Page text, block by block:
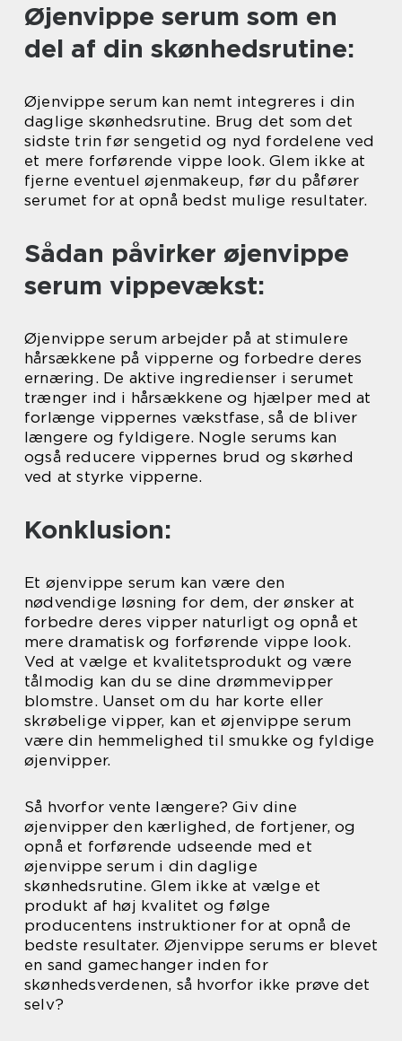
Øjenvippe serum som en
del af din skønhedsrutine:
Øjenvippe serum kan nemt integreres i din
daglige skønhedsrutine. Brug det som det
sidste trin før sengetid og nyd fordelene ved
et mere forførende vippe look. Glem ikke at
fjerne eventuel øjenmakeup, før du påfører
serumet for at opnå bedst mulige resultater.
Sådan påvirker øjenvippe
serum vippevækst:
Øjenvippe serum arbejder på at stimulere
hårsækkene på vipperne og forbedre deres
ernæring. De aktive ingredienser i serumet
trænger ind i hårsækkene og hjælper med at
forlænge vippernes vækstfase, så de bliver
længere og fyldigere. Nogle serums kan
også reducere vippernes brud og skørhed
ved at styrke vipperne.
Konklusion:
Et øjenvippe serum kan være den
nødvendige løsning for dem, der ønsker at
forbedre deres vipper naturligt og opnå et
mere dramatisk og forførende vippe look.
Ved at vælge et kvalitetsprodukt og være
tålmodig kan du se dine drømmevipper
blomstre. Uanset om du har korte eller
skrøbelige vipper, kan et øjenvippe serum
være din hemmelighed til smukke og fyldige
øjenvipper.
Så hvorfor vente længere? Giv dine
øjenvipper den kærlighed, de fortjener, og
opnå et forførende udseende med et
øjenvippe serum i din daglige
skønhedsrutine. Glem ikke at vælge et
produkt af høj kvalitet og følge
producentens instruktioner for at opnå de
bedste resultater. Øjenvippe serums er blevet
en sand gamechanger inden for
skønhedsverdenen, så hvorfor ikke prøve det
selv?